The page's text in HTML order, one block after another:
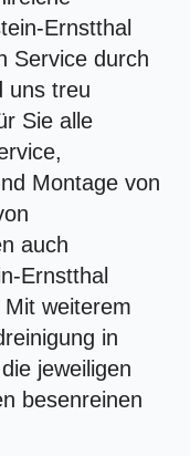
Ernstthal
Service durch
uns treu
Sie alle
Montage von
auch
Ernstthal
weiterem
in
jeweiligen
besenreinen